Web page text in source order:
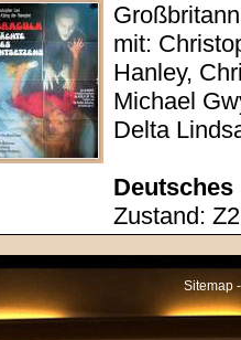
mit:
Hanley,
Michael
Delta
Deutsches
Zustand:
Sitemap